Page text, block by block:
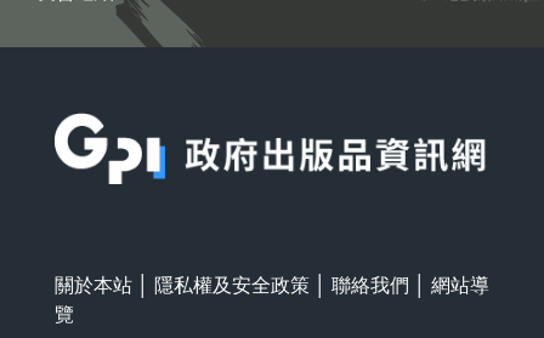
關於本站 隱私權及安全政策 聯絡我們
網站導
覽